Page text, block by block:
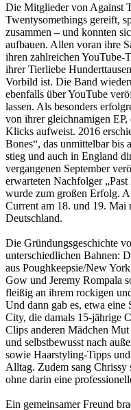
Die Mitglieder von Against
Twentysomethings gereift,
zusammen – und konnten
aufbauen. Allen voran ihre
ihren zahlreichen YouTube-
ihrer Tierliebe
Vorbild ist. Die Band
ebenfalls über YouTube
lassen. Als besonders
von ihrer gleichnamigen
Klicks aufweist. 2016
Bones“, das unmittelbar bis
stieg und auch in England
vergangenen September
erwarteten Nachfolger
wurde zum großen Erfolg.
Current am 18. und 19. Mai
Deutschland.
Die Gründungsgeschichte
unterschiedlichen Bahnen:
aus Poughkeepsie/New
Gow und Jeremy Rompala
fleißig an ihrem rockigen
Und dann gab es, etwa
City, die damals 15-jährige
Clips anderen Mädchen
und selbstbewusst nach
sowie Haarstyling-Tipps
Alltag. Zudem sang Chrissy
ohne darin eine
Ein gemeinsamer Freund